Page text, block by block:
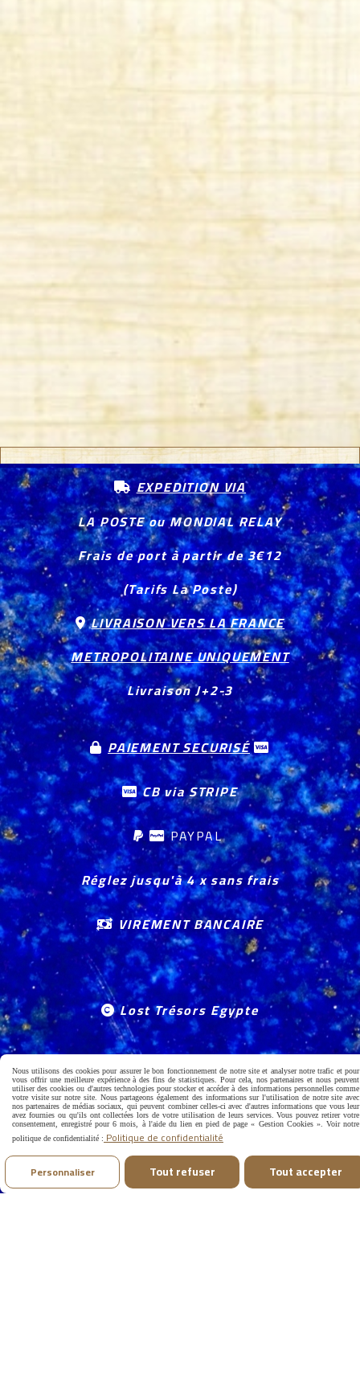
 EXPEDITION VIA
LA POSTE ou MONDIAL RELAY
Frais de port à partir de 3€12
(Tarifs La Poste)
LIVRAISON VERS LA FRANCE
METROPOLITAINE UNIQUEMENT
Livraison J+2-3
 PAIEMENT SECURISÉ 
CB via STRIPE
 PAYPAL
Réglez jusqu'à 4 x sans frais
 VIREMENT BANCAIRE
 Lost Trésors Egypte
 CONTACT
Vous avez des questions ?
N'hésitez pas à me contacter par mail à :
[email protected]
Nous utilisons des cookies pour assurer le bon fonctionnement de notre site et analyser notre trafic et pour
vous offrir une meilleure expérience à des fins de statistiques. Pour cela, nos partenaires et nous peuvent
utiliser des cookies ou d'autres technologies pour stocker et accéder à des informations personnelles comme
votre visite sur notre site. Nous partageons également des informations sur l'utilisation de notre site avec
nos partenaires de médias sociaux, qui peuvent combiner celles-ci avec d'autres informations que vous leur
avez fournies ou qu'ils ont collectées lors de votre utilisation de leurs services. Vous pouvez retirer votre
consentement, enregistré pour 6 mois, à l'aide du lien en pied de page « Gestion Cookies ». Voir notre
politique de confidentialité :Politique de confidentialité
Personnaliser
Tout refuser Tout accepter